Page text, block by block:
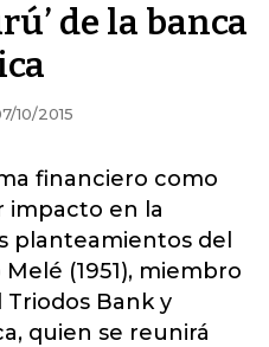
de la banca
10/2015
financiero como
impacto en la
planteamientos del
(1951), miembro
Triodos Bank y
quien se reunirá